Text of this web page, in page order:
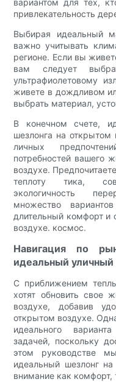
вариантом для тех,
привлекательность
Выбирая идеальный
важно учитывать
регионе. Если вы
вам следует
ультрафиолетовому
живете в дождливом
выбрать материал,
В конечном счете,
шезлонга на открытом
личных
потребностей вашего
воздухе.
теплоту тика,
экологичность
множество
длительный комфорт и
воздухе. космос.
Навигация по
идеальный уличный
С приближением
хотят обновить свое
воздухе, добавив
открытом воздухе.
идеального
задачей, поскольку
этом руководстве
идеальный шезлонг
внимание как комфорт,